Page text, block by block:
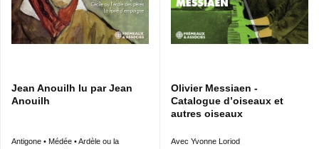
Jean Anouilh lu par Jean
Anouilh
Antigone • Médée • Ardèle ou la
Olivier Messiaen -
Catalogue d’oiseaux et
autres oiseaux
Avec Yvonne Loriod